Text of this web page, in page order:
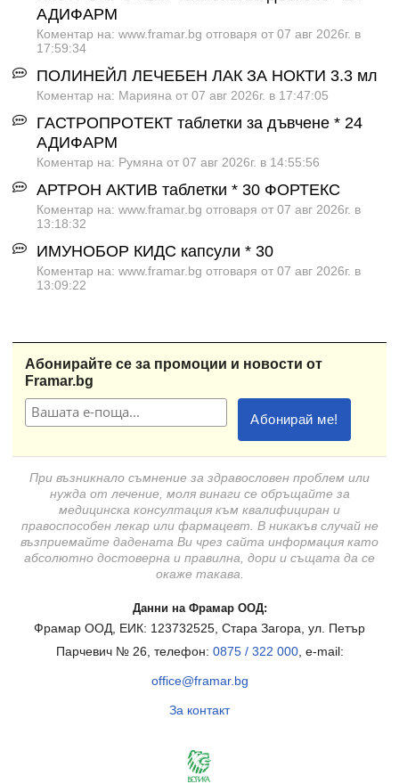
АДИФАРМ
Коментар на: www.framar.bg отговаря от 07 авг 2026г. в
17:59:34
ПОЛИНЕЙЛ ЛЕЧЕБЕН ЛАК ЗА НОКТИ 3.3 мл
Коментар на: Марияна от 07 авг 2026г. в 17:47:05
ГАСТРОПРОТЕКТ таблетки за дъвчене * 24
АДИФАРМ
Коментар на: Румяна от 07 авг 2026г. в 14:55:56
АРТРОН АКТИВ таблетки * 30 ФОРТЕКС
Коментар на: www.framar.bg отговаря от 07 авг 2026г. в
13:18:32
ИМУНОБОР КИДС капсули * 30
Коментар на: www.framar.bg отговаря от 07 авг 2026г. в
13:09:22
Абонирайте се за промоции и новости от
Framar.bg
При възникнало съмнение за здравословен проблем или
нужда от лечение, моля винаги се обръщайте за
медицинска консултация към квалифициран и
правоспособен лекар или фармацевт. В никакъв случай не
възприемайте дадената Ви чрез сайта информация като
абсолютно достоверна и правилна, дори и същата да се
окаже такава.
Данни на Фрамар ООД:
Фрамар ООД, ЕИК: 123732525, Стара Загора, ул. Петър
Парчевич № 26, телефон: 0875 / 322 000, e-mail:
office@framar.bg
За контакт